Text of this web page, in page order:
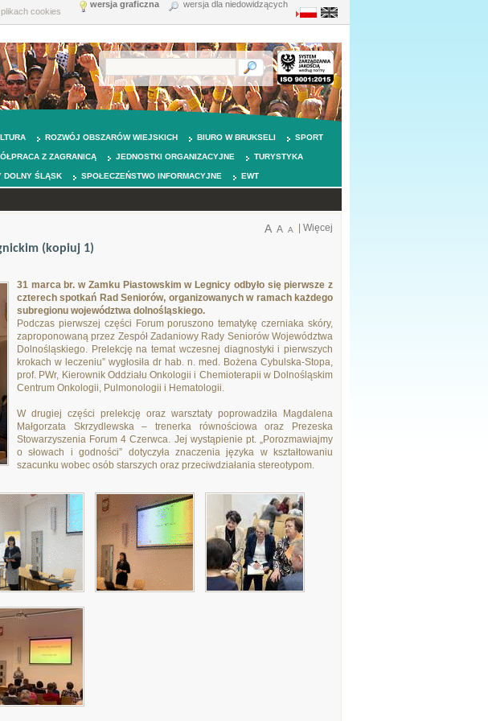
cookies
wersja graficzna wersja dla niedowidzących
ROZWÓJ OBSZARÓW WIEJSKICH BIURO W BRUKSELI SPORT
Z ZAGRANICĄ JEDNOSTKI ORGANIZACYJNE TURYSTYKA
DOLNY ŚLĄSK SPOŁECZEŃSTWO INFORMACYJNE EWT
Więcej
A A A
(kopiuj 1)
31 marca br. w Zamku Piastowskim w Legnicy odbyło się pierwsze z
czterech spotkań Rad Seniorów, organizowanych w ramach każdego
subregionu województwa dolnośląskiego.
Podczas pierwszej części Forum poruszono tematykę czerniaka skóry,
zaproponowaną przez Zespół Zadaniowy Rady Seniorów Województwa
Dolnośląskiego. Prelekcję na temat wczesnej diagnostyki i pierwszych
krokach w leczeniu” wygłosiła dr hab. n. med. Bożena Cybulska-Stopa,
prof. PWr, Kierownik Oddziału Onkologii i Chemioterapii w Dolnośląskim
Centrum Onkologii, Pulmonologii i Hematologii.
W drugiej części prelekcję oraz warsztaty poprowadziła Magdalena
Małgorzata Skrzydlewska – trenerka równościowa oraz Prezeska
Stowarzyszenia Forum 4 Czerwca. Jej wystąpienie pt. „Porozmawiajmy
o słowach i godności” dotyczyła znaczenia języka w kształtowaniu
szacunku wobec osób starszych oraz przeciwdziałania stereotypom.